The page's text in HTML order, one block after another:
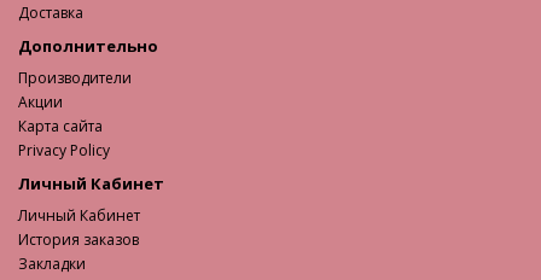
Доставка
Дополнительно
Производители
Акции
Карта сайта
Privacy Policy
Личный Кабинет
Личный Кабинет
История заказов
Закладки